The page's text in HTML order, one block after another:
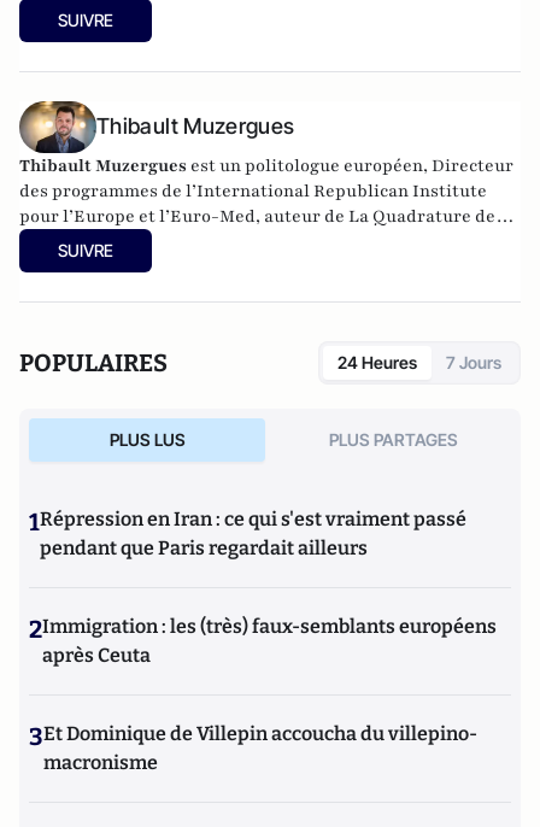
laquelle il travaille.
SUIVRE
Thibault Muzergues
Thibault Muzergues est un politologue européen, Directeur
des programmes de l’International Republican Institute
pour l’Europe et l’Euro-Med, auteur de La Quadrature des
classes (2018, Marque belge)
Bataille
(2021, Le Bord de l'Eau).
SUIVRE
POPULAIRES 24 Heures 7 Jours
PLUS LUS PLUS PARTAGES
1Répression en Iran : ce qui s'est vraiment passé
pendant que Paris regardait ailleurs
2Immigration : les (très) faux-semblants européens
après Ceuta
3Et Dominique de Villepin accoucha du villepino-
macronisme